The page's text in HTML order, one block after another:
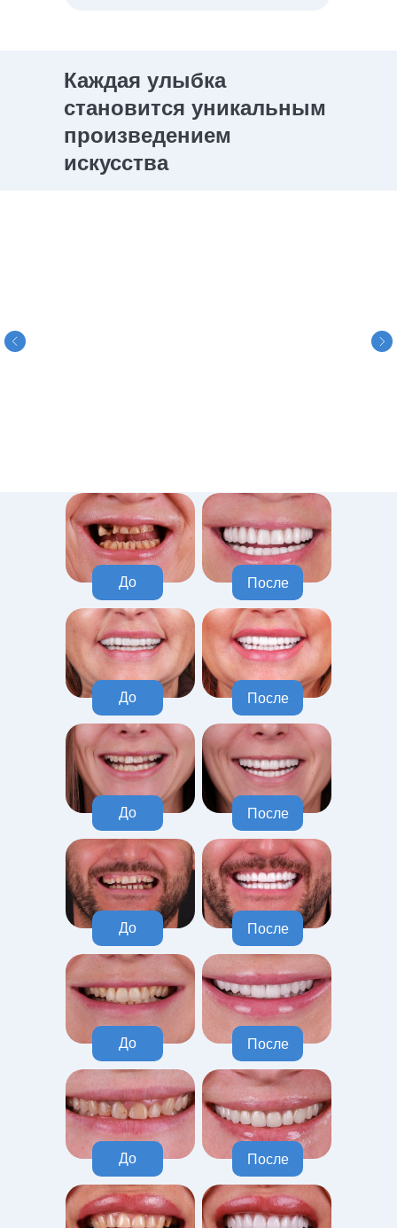
Каждая улыбка
становится уникальным
произведением
искусства
После
До
После
До
После
До
После
До
После
До
После
До